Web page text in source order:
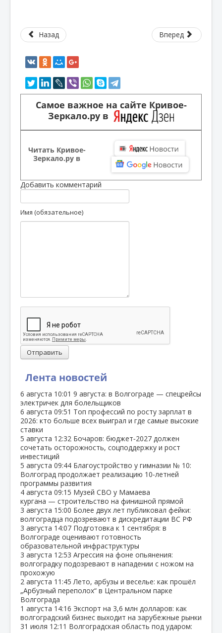
Лента новостей
6 августа 10:01 9 августа: в Волгограде — спецрейсы
электричек для болельщиков
6 августа 09:51 Топ профессий по росту зарплат в
2026: кто больше всех выиграл и где самые высокие
ставки
5 августа 12:32 Бочаров: бюджет‑2027 должен
сочетать осторожность, соцподдержку и рост
инвестиций
5 августа 09:44 Благоустройство у гимназии № 10:
Волгоград продолжает реализацию 10‑летней
программы развития
4 августа 09:15 Музей СВО у Мамаева
кургана — строительство на финишной прямой
3 августа 15:00 Более двух лет публиковал фейки:
волгоградца подозревают в дискредитации ВС РФ
3 августа 14:07 Подготовка к 1 сентября: в
Волгограде оценивают готовность
образовательной инфраструктуры
3 августа 12:53 Агрессия на фоне опьянения:
волгоградку подозревают в нападении с ножом на
прохожую
2 августа 11:45 Лето, арбузы и веселье: как прошёл
„Арбузный переполох“ в Центральном парке
Волгограда
1 августа 14:16 Экспорт на 3,6 млн долларов: как
волгоградский бизнес выходит на зарубежные рынки
31 июля 12:11 Волгоградская область под ударом:
Назад Вперед
Самое важное на сайте Кривое-
Зеркало.ру в
Читать Кривое-
Зеркало.ру в
Добавить комментарий
Имя (обязательное)
Отправить